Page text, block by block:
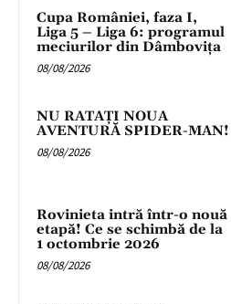
Cupa României, faza I,
Liga 5 – Liga 6: programul
meciurilor din Dâmbovița
08/08/2026
NU RATAȚI NOUA
AVENTURĂ SPIDER-MAN!
08/08/2026
Rovinieta intră într-o nouă
etapă! Ce se schimbă de la
1 octombrie 2026
08/08/2026